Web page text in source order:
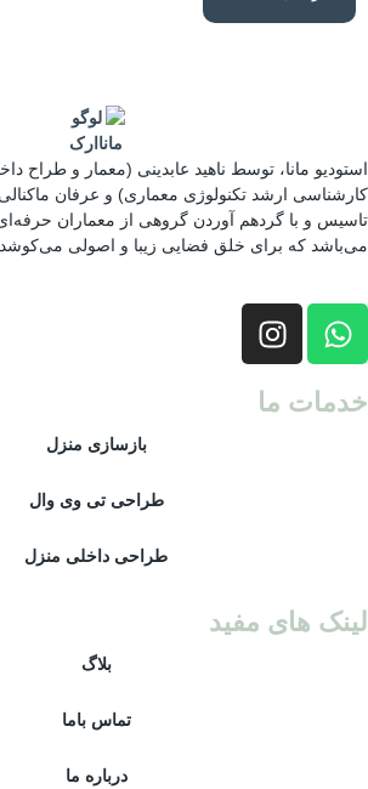
استودیو مانا، توسط ناهید عابدینی (معمار و طراح
کارشناسی ارشد تکنولوژی معماری) و عرفان
می‌باشد که برای خلق فضایی زیبا و اصولی
خدمات ما
بازسازی منزل
طراحی تی وی وال
طراحی داخلی منزل
لینک های مفید
بلاگ
تماس باما
درباره ما